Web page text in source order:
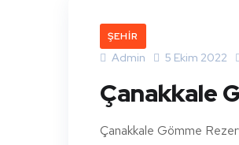
ŞEHIR
Admin 5 Ekim 2022
Çanakkale
Çanakkale Gömme